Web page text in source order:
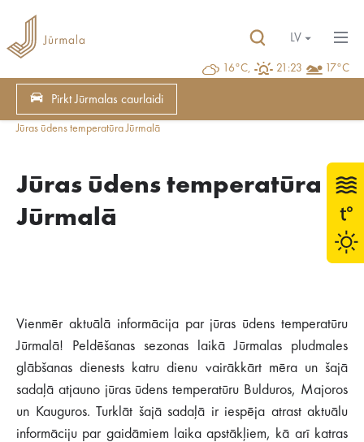
16°C, 21:23 17°C
LV
Pirkt Jūrmalas caurlaidi
Jūras ūdens temperatūra Jūrmalā
Jūras ūdens temperatūra
Jūrmalā
Vienmēr aktuālā informācija par jūras ūdens temperatūru
Jūrmalā! Peldēšanas sezonas laikā Jūrmalas pludmales
glābšanas dienests katru dienu vairākkārt mēra un šajā
sadaļā atjauno jūras ūdens temperatūru Bulduros, Majoros
un Kauguros. Turklāt šajā sadaļā ir iespēja atrast aktuālu
informāciju par gaidāmiem laika apstākļiem, kā arī katras